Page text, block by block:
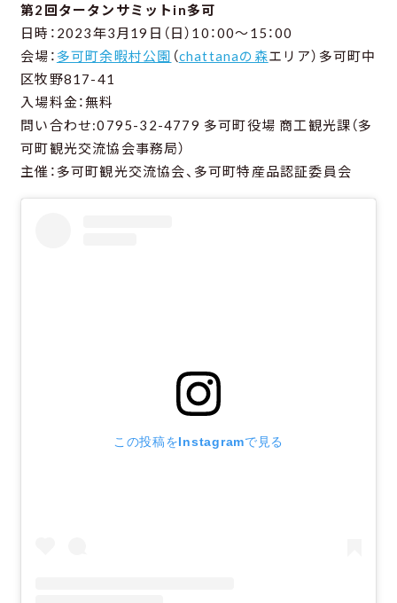
第2回タータンサミットin多可
日時：2023年3月19日（日）10：00～15：00
会場： 多可町余暇村公園 （chattanaの森エリア）多可町中
区牧野817-41
入場料金：無料
問い合わせ:0795-32-4779 多可町役場 商工観光課（多
可町観光交流協会事務局）
主催：多可町観光交流協会、多可町特産品認証委員会
この投稿をInstagramで見る